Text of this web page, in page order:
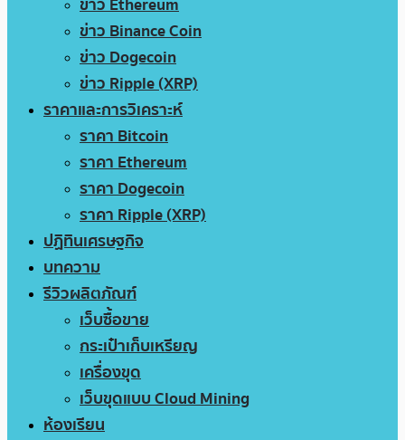
ข่าว Binance Coin
ข่าว Dogecoin
ข่าว Ripple (XRP)
ราคาและการวิเคราะห์
ราคา Bitcoin
ราคา Ethereum
ราคา Dogecoin
ราคา Ripple (XRP)
ปฏิทินเศรษฐกิจ
บทความ
รีวิวผลิตภัณฑ์
เว็บซื้อขาย
กระเป๋าเก็บเหรียญ
เครื่องขุด
เว็บขุดแบบ Cloud Mining
ห้องเรียน